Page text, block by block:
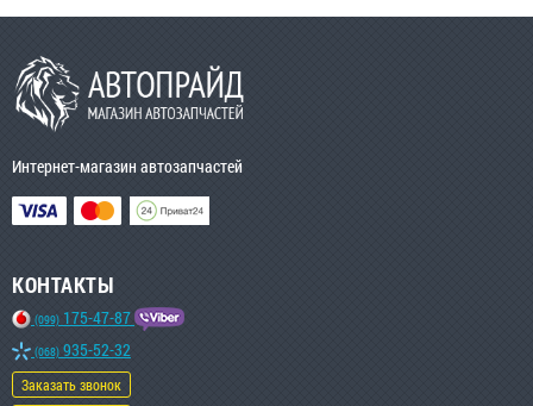
Интернет-магазин автозапчастей
КОНТАКТЫ
(099) 175-47-87
(068) 935-52-32
Заказать звонок